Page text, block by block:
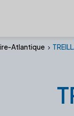
Atlantique